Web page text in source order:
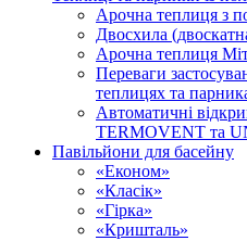
Арочна теплиця з
Двосхила
Арочна теплиця
Переваги
теплицях та
Автоматичні
TERMOVENT та
Павільйони для басейну
«Економ»
«Класік»
«Гірка»
«Кришталь»